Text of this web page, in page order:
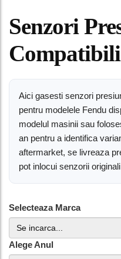
Senzori
Aici gasesti senzori
pentru modelele Fendu
modelul masinii sau
an pentru a identifica
aftermarket, se livreaza
pot inlocui senzorii
Selecteaza Marca
Alege Anul